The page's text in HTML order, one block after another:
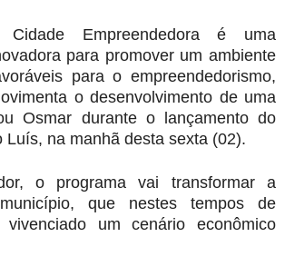
Cidade Empreendedora é uma
para promover um ambiente
para o empreendedorismo,
o desenvolvimento de uma
Osmar durante o lançamento do
Luís, na manhã desta sexta (02).
o programa vai transformar a
que nestes tempos de
vivenciado um cenário econômico